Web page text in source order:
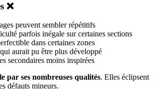
❌
peuvent sembler répétitifs
parfois inégale sur certaines sections
dans certaines zones
aurait pu être plus développé
secondaires moins inspirées
par ses nombreuses qualités. Elles éclipsent
défauts mineurs.